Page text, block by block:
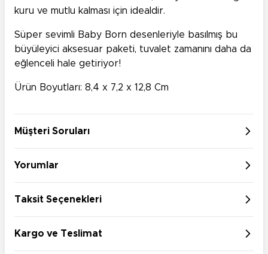
kuru ve mutlu kalması için idealdir.
Süper sevimli Baby Born desenleriyle basılmış bu
büyüleyici aksesuar paketi, tuvalet zamanını daha da
eğlenceli hale getiriyor!
Ürün Boyutları: 8,4 x 7,2 x 12,8 Cm
Müşteri Soruları
Yorumlar
Taksit Seçenekleri
Kargo ve Teslimat